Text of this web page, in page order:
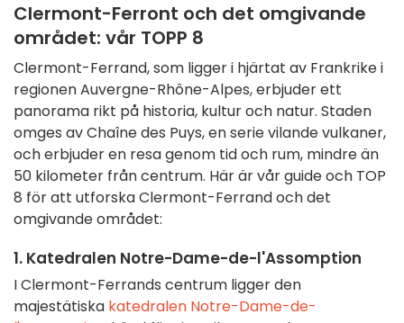
Clermont-Ferront och det omgivande
området: vår TOPP 8
Clermont-Ferrand, som ligger i hjärtat av Frankrike i
regionen Auvergne-Rhône-Alpes, erbjuder ett
panorama rikt på historia, kultur och natur. Staden
omges av Chaîne des Puys, en serie vilande vulkaner,
och erbjuder en resa genom tid och rum, mindre än
50 kilometer från centrum. Här är vår guide och TOP
8 för att utforska Clermont-Ferrand och det
omgivande området:
1. Katedralen Notre-Dame-de-l'Assomption
I Clermont-Ferrands centrum ligger den
majestätiska katedralen Notre-Dame-de-